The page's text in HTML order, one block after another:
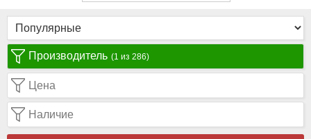
Производитель (1 из 286)
Цена
Наличие